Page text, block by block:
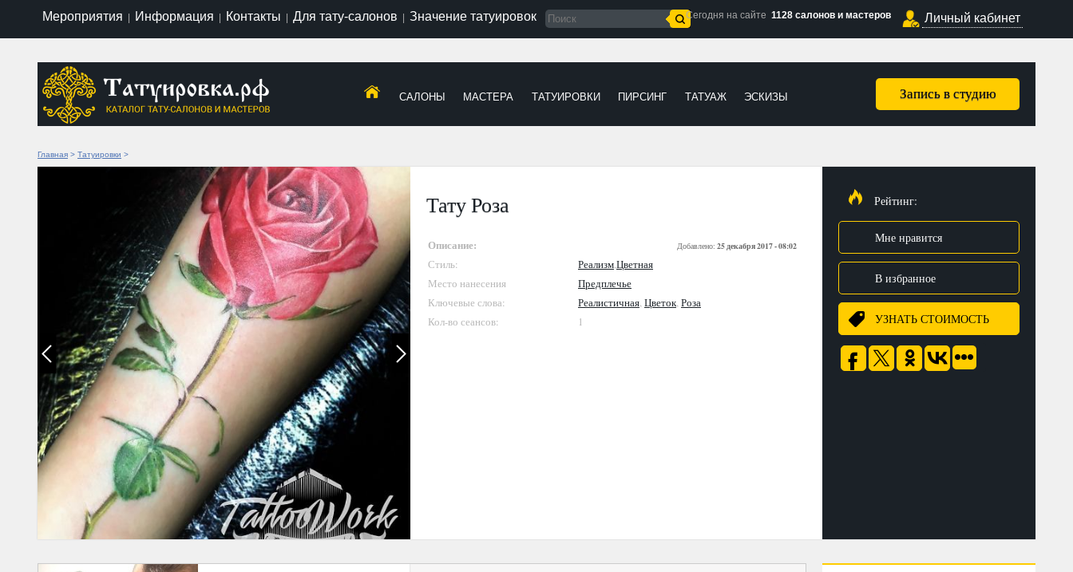
Мероприятия Информация Контакты Для тату-салонов Значение татуировок Сегодня на сайте 1128 салонов и мастеров Личный кабинет
Запись в студию
САЛОНЫ МАСТЕРА ТАТУИРОВКИ ПИРСИНГ ТАТУАЖ ЭСКИЗЫ
Главная > Татуировки >
Тату Роза
Описание: Добавлено: 25 декабря 2017 - 08:02
Стиль: Реализм,Цветная
Место нанесения
Предплечье
Ключевые слова:
Реалистичная,Цветок,Роза
Кол-во сеансов:
1
Рейтинг:
Мне нравится
В избранное
УЗНАТЬ СТОИМОСТЬ